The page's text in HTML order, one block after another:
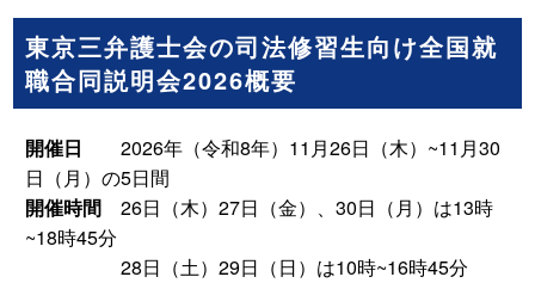
東京三弁護士会の司法修習生向け全国就
職合同説明会2026概要
開催日
2026年（令和8年）11月26日（木）~11月30
日（月）の5日間
開催時間 26日（木）27日（金）、30日（月）は13時
~18時45分
28日（土）29日（日）は10時~16時45分